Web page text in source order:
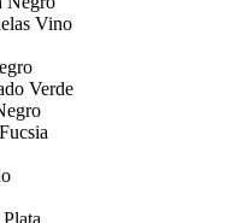
Vino
Verde